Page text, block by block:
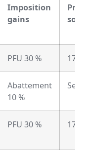
Imposition
gains
PFU 30 % 17,2 %
Abattement
10 %
Selon
PFU 30 % 17,2 %